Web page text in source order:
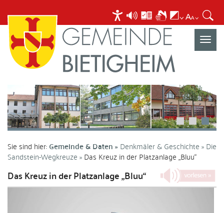
Sie sind hier:Gemeinde & Daten Denkmäler & Geschichte Die
Sandstein-Wegkreuze Das Kreuz in der Platzanlage „Bluu“
Das Kreuz in der Platzanlage „Bluu“